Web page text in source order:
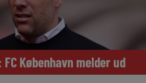
København melder ud